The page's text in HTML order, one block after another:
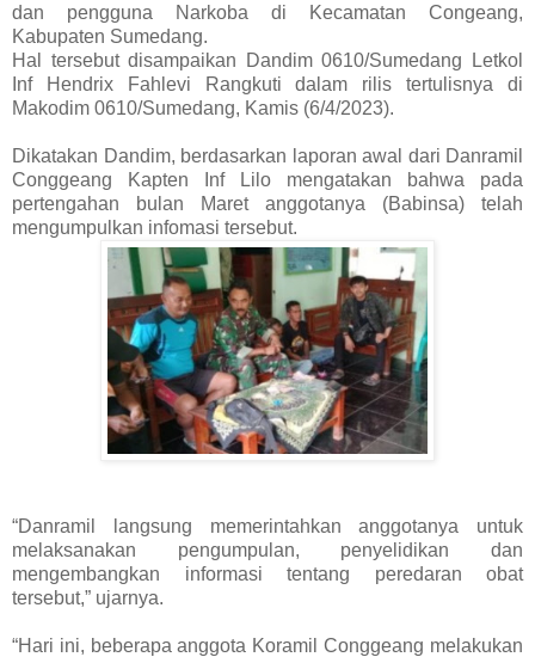
dan pengguna Narkoba di Kecamatan Congeang,
Kabupaten Sumedang.
Hal tersebut disampaikan Dandim 0610/Sumedang Letkol
Inf Hendrix Fahlevi Rangkuti dalam rilis tertulisnya di
Makodim 0610/Sumedang, Kamis (6/4/2023).
Dikatakan Dandim, berdasarkan laporan awal dari Danramil
Conggeang Kapten Inf Lilo mengatakan bahwa pada
pertengahan bulan Maret anggotanya (Babinsa) telah
mengumpulkan infomasi tersebut.
“Danramil langsung memerintahkan anggotanya untuk
melaksanakan pengumpulan, penyelidikan dan
mengembangkan informasi tentang peredaran obat
tersebut,” ujarnya.
“Hari ini, beberapa anggota Koramil Conggeang melakukan